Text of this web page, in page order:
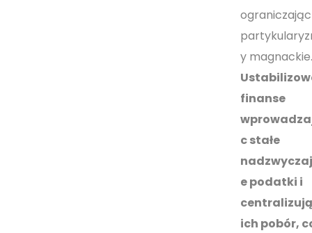
ograniczając
y magnackie.
finanse
c stałe
e podatki i
ich pobór,